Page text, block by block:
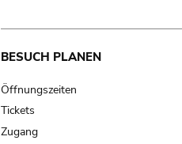
Main
navigation
BESUCH PLANEN
Öffnungszeiten
Tickets
Zugang